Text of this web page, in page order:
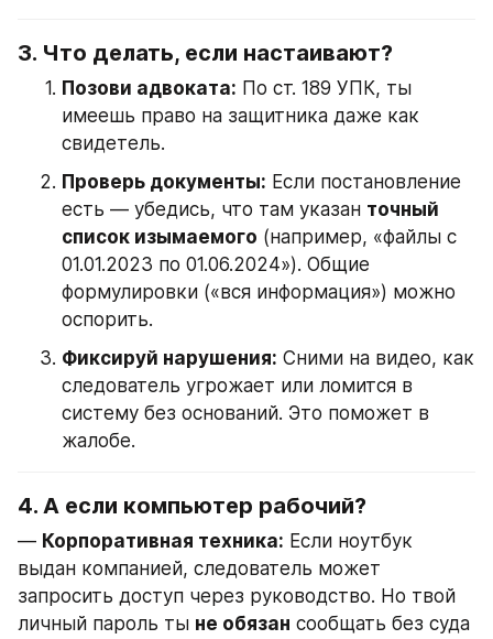
3. Что делать, если настаивают?
Позови адвоката: По ст. 189 УПК, ты
имеешь право на защитника даже как
свидетель.
Проверь документы: Если постановление
есть — убедись, что там указан точный
список изымаемого (например, «файлы с
01.01.2023 по 01.06.2024»). Общие
формулировки («вся информация») можно
оспорить.
Фиксируй нарушения: Сними на видео, как
следователь угрожает или ломится в
систему без оснований. Это поможет в
жалобе.
4. А если компьютер рабочий?
— Корпоративная техника: Если ноутбук
выдан компанией, следователь может
запросить доступ через руководство. Но твой
личный пароль ты не обязан сообщать без суда